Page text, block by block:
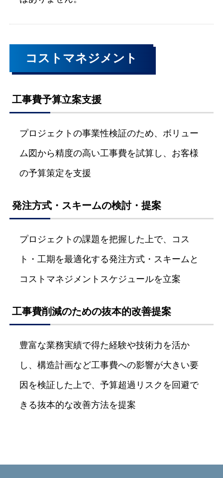
コストマネジメント
工事費予算立案支援
プロジェクトの事業性検証のため、ボリュー
ム図から精度の高い工事費を試算し、お客様
の予算策定を支援
発注方式・スキームの検討・提案
プロジェクトの課題を把握した上で、コス
ト・工期を最適化する発注方式・スキームと
コストマネジメントスケジュールを立案
工事費削減のための抜本的改善提案
豊富な業務実績で得た経験や技術力を活か
し、構造計画など工事費への影響が大きい要
因を検証した上で、予算超過リスクを回避で
きる抜本的な改善方法を提案